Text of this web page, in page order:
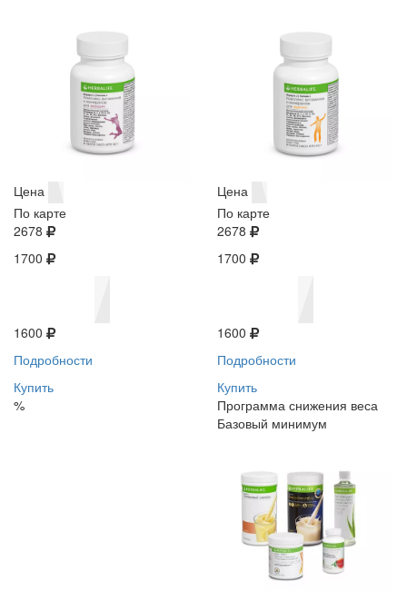
Цена
По карте
2678
1700
1600
Подробности
Купить
%
Цена
По карте
2678
1700
1600
Подробности
Купить
Программа снижения веса
Базовый минимум